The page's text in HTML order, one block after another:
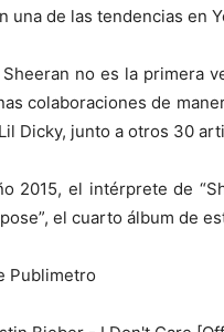
una de las tendencias en
no es la primera
colaboraciones de
Dicky, junto a otros 30
2015, el intérprete de
el cuarto álbum de
Publimetro